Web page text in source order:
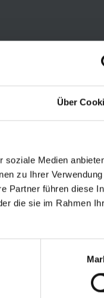
Über
soziale Medien
zu Ihrer
Partner führen diese
die sie im Rahmen
ein sehr schnelles